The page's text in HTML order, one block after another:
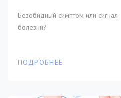
Безобидный симптом или сигнал
болезни?
ПОДРОБНЕЕ